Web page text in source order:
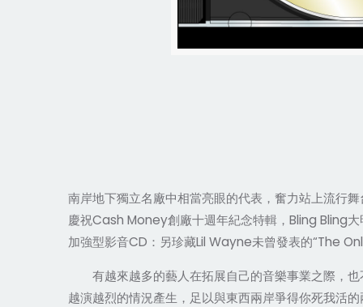
南岸地下獨立名廠中相當亮眼的代表，奮力站上流行
慶祝Cash Money創廠十週年紀念特輯，Bling Bling
加強型影音CD：另珍藏Lil Wayne未曾發表的“The
有越來越多的藝人在拓展自己的音樂事業之際，也
越演越烈的情況產生，足以與東西兩岸爭得你死我活